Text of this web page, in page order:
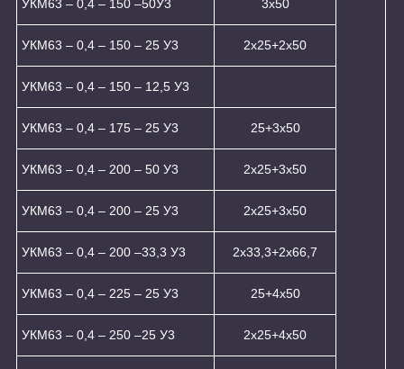
УКМ63 – 0,4 – 150 –50У3 3х50
УКМ63 – 0,4 – 150 – 25 У3 2х25+2х50
УКМ63 – 0,4 – 150 – 12,5 У3
УКМ63 – 0,4 – 175 – 25 У3 25+3x50
УКМ63 – 0,4 – 200 – 50 У3 2х25+3х50
УКМ63 – 0,4 – 200 – 25 У3 2х25+3х50
УКМ63 – 0,4 – 200 –33,3 У3 2х33,3+2х66,7
УКМ63 – 0,4 – 225 – 25 У3 25+4x50
УКМ63 – 0,4 – 250 –25 У3 2x25+4x50